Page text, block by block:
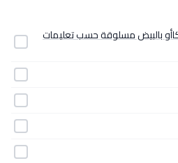
بالبيض مسلوقة حسب تعليمات